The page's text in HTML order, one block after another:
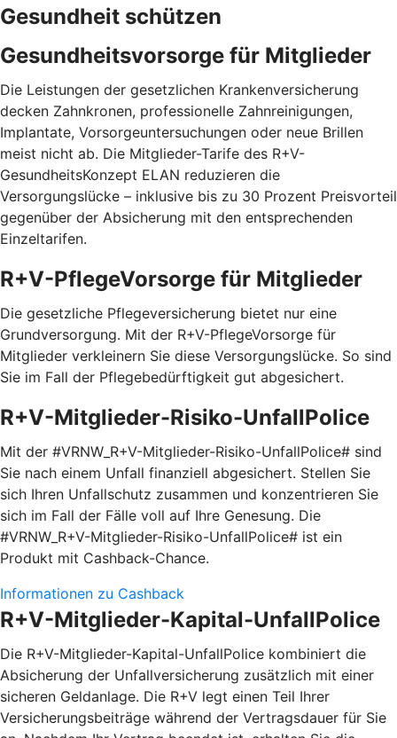
Gesundheit schützen
Gesundheitsvorsorge für Mitglieder
Die Leistungen der gesetzlichen Krankenversicherung
decken Zahnkronen, professionelle Zahnreinigungen,
Implantate, Vorsorgeuntersuchungen oder neue Brillen
meist nicht ab. Die Mitglieder-Tarife des R+V-
GesundheitsKonzept ELAN reduzieren die
Versorgungslücke – inklusive bis zu 30 Prozent Preis­vorteil
gegenüber der Absicherung mit den entspre­chenden
Einzel­tarifen.
R+V-PflegeVorsorge für Mitglieder
Die gesetzliche Pflegeversicherung bietet nur eine
Grundversorgung. Mit der R+V-PflegeVorsorge für
Mitglieder verkleinern Sie diese Versorgungslücke. So sind
Sie im Fall der Pflegebedürftigkeit gut abgesichert.
R+V-Mitglieder-Risiko-UnfallPolice
Mit der #VRNW_R+V-Mitglieder-Risiko-UnfallPolice# sind
Sie nach einem Unfall finanziell abgesichert. Stellen Sie
sich Ihren Unfallschutz zusammen und konzentrieren Sie
sich im Fall der Fälle voll auf Ihre Genesung. Die
#VRNW_R+V-Mitglieder-Risiko-UnfallPolice# ist ein
Produkt mit Cashback-Chance.
Informationen zu Cashback
R+V-Mitglieder-Kapital-UnfallPolice
Die R+V-Mitglieder-Kapital-UnfallPolice kombiniert die
Absicherung der Unfallversicherung zusätzlich mit einer
sicheren Geldanlage. Die R+V legt einen Teil Ihrer
Versicherungsbeiträge während der Vertragsdauer für Sie